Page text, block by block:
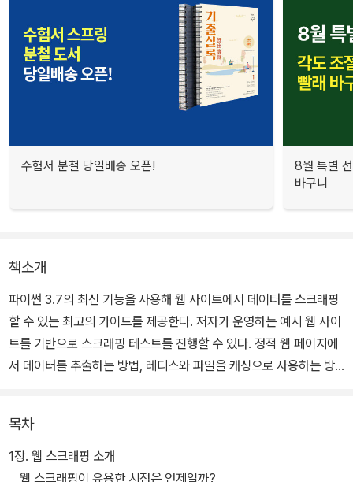
수험서 분철 당일배송 오픈!
8월 특별
바구니
책소개
파이썬 3.7의 최신 기능을 사용해 웹 사이트에서 데이터를 스크래핑
할 수 있는 최고의 가이드를 제공한다. 저자가 운영하는 예시 웹 사이
트를 기반으로 스크래핑 테스트를 진행할 수 있다. 정적 웹 페이지에
서 데이터를 추출하는 방법, 레디스와 파일을 캐싱으로 사용하는 방
그리고 PyQt와 Selenium을 사용하는 방법, 캡차(CAPTCHA)로
보호되는 복잡한 웹 사이트에 폼을 제출하는 방법, 병렬 다운로드를
사용하는 방법, Scrapy 라이브러리로 클래스 기반 스크래퍼를 생성
목차
1장. 웹 스크래핑 소개
__웹 스크래핑이 유용한 시점은 언제일까?